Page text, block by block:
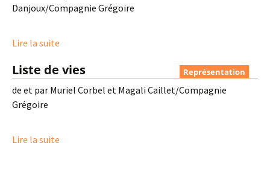
Danjoux/Compagnie Grégoire
Lire la suite
Liste de vies Représentation
de et par Muriel Corbel et Magali Caillet/Compagnie
Grégoire
Lire la suite